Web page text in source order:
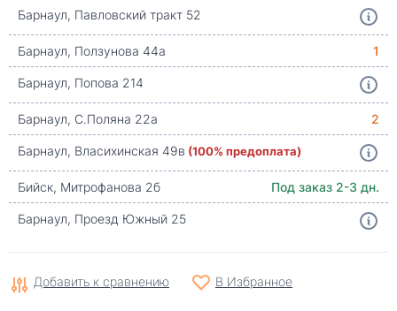
Барнаул, Павловский тракт 52
Барнаул, Ползунова 44а
1
Барнаул, Попова 214
Барнаул, С.Поляна 22а
2
Барнаул, Власихинская 49в (100% предоплата)
Бийск, Митрофанова 2б
Под заказ 2-3 дн.
Барнаул, Проезд Южный 25
Добавить к сравнению В Избранное